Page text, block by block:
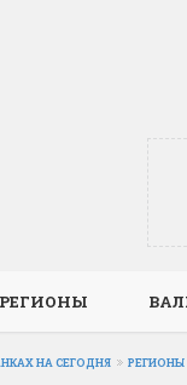
РЕГИОНЫ
НА СЕГОДНЯ РЕГИОНЫ